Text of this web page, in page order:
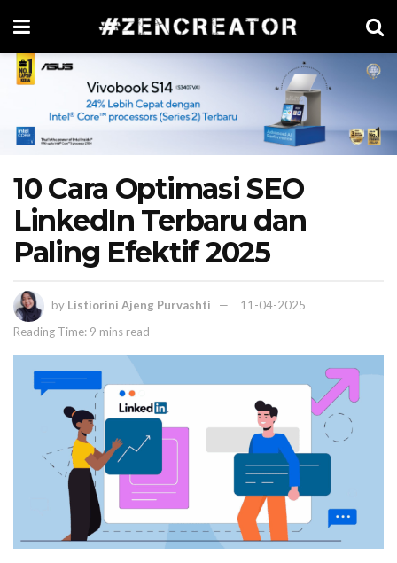
10 Cara Optimasi SEO
LinkedIn Terbaru dan
Paling Efektif 2025
by Listiorini Ajeng Purvashti
11-04-2025
Reading Time: 9 mins read